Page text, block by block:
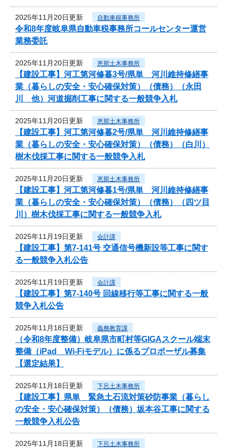
2025年11月20日更新 自動車税事務所
令和8年度岐阜県自動車税事務所コールセンター運営
業務委託
2025年11月20日更新 恵那土木事務所
【建設工事】河工第河修暮3号/県単 河川維持修繕事
業（暮らしの安全・安心確保対策）（債務）（永田
川 他）河道掘削工事に関する一般競争入札
2025年11月20日更新 恵那土木事務所
【建設工事】河工第河修暮2号/県単 河川維持修繕事
業（暮らしの安全・安心確保対策）（債務）（白川）
樹木伐採工事に関する一般競争入札
2025年11月20日更新 恵那土木事務所
【建設工事】河工第河修暮1号/県単 河川維持修繕事
業（暮らしの安全・安心確保対策）（債務）（四ツ目
川）樹木伐採工事に関する一般競争入札
2025年11月19日更新 会計課
【建設工事】第7-141号 交通信号機新設等工事に関す
る一般競争入札公告
2025年11月19日更新 会計課
【建設工事】第7-140号 回線移行等工事に関する一般
競争入札公告
2025年11月18日更新 義務教育課
（令和8年度整備）岐阜県市町村等GIGAスクール端末
整備（iPad Wi-Fiモデル）に係るプロポーザル募集
【選定結果】
2025年11月18日更新 下呂土木事務所
【建設工事】県単 緊急土石流対策砂防事業（暮らし
の安全・安心確保対策）（債務）坂本谷工事に関する
一般競争入札公告
2025年11月18日更新 下呂土木事務所